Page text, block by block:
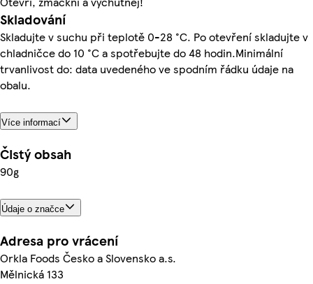
Skladování
Skladujte v suchu při teplotě 0-28 °C. Po otevření skladujte v
chladničce do 10 °C a spotřebujte do 48 hodin.Minimální
trvanlivost do: data uvedeného ve spodním řádku údaje na
obalu.
Více informací
Čistý obsah
90g
Údaje o značce
Adresa pro vrácení
Orkla Foods Česko a Slovensko a.s.
Mělnická 133